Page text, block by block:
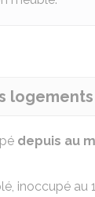
logements
depuis au
inoccupé au 1